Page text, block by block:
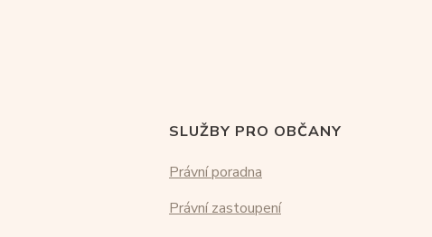
SLUŽBY PRO OBČANY
Právní poradna
Právní zastoupení